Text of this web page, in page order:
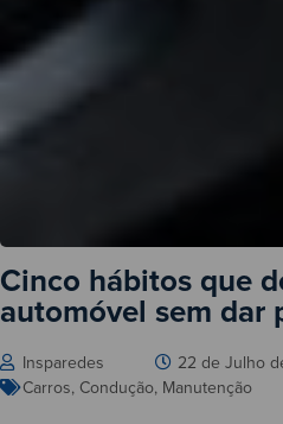
Cinco hábitos que
automóvel sem dar
Insparedes
22 de Julho
Carros, Condução, Manutenção